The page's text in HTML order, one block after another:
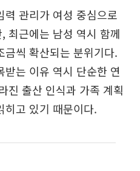
관리가 여성 중심으로
최근에는 남성 역시 함께
금씩 확산되는 분위기다.
는 이유 역시 단순한 연
진 출산 인식과 가족 계획
히고 있기 때문이다.